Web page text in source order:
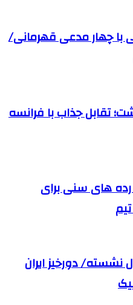
با چهار مدعی قهرمانی/
تقابل جذاب با فرانسه
رده های سنی برای
نشسته/ دورخیز ایران